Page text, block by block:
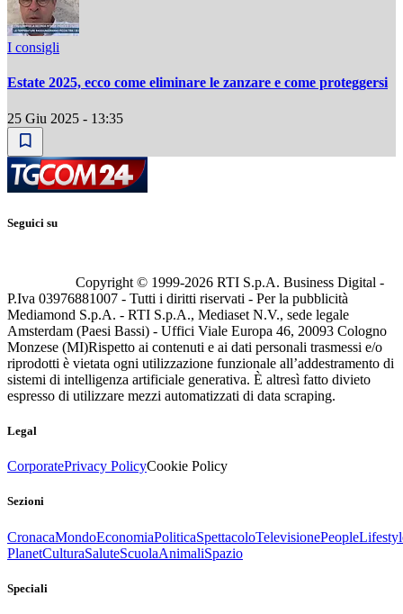
I consigli
Estate 2025, ecco come eliminare le zanzare e come proteggersi
25 Giu 2025 - 13:35
Seguici su
Copyright © 1999-2026 RTI S.p.A. Business Digital -
P.Iva 03976881007 - Tutti i diritti riservati - Per la pubblicità
Mediamond S.p.A. - RTI S.p.A., Mediaset N.V., sede legale
Amsterdam (Paesi Bassi) - Uffici Viale Europa 46, 20093 Cologno
Monzese (MI)Rispetto ai contenuti e ai dati personali trasmessi e/o
riprodotti è vietata ogni utilizzazione funzionale all’addestramento di
sistemi di intelligenza artificiale generativa. È altresì fatto divieto
espresso di utilizzare mezzi automatizzati di data scraping.
Legal
CorporatePrivacy PolicyCookie Policy
Sezioni
CronacaMondoEconomiaPoliticaSpettacoloTelevisionePeople
PlanetCulturaSaluteScuolaAnimaliSpazio
Speciali